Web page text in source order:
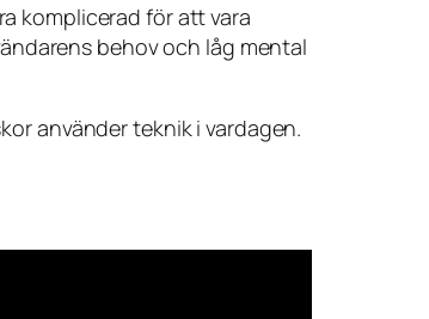
komplicerad för att vara
behov och låg mental
använder teknik i vardagen.